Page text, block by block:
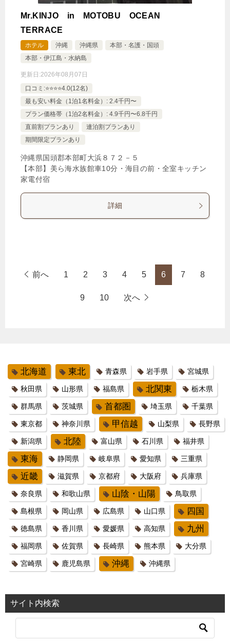
Mr.KINJO in MOTOBU OCEAN
TERRACE
ホテル 沖縄 沖縄県
本部・名護・国頭
本部・伊江島・水納島
更新日:2026年08月07日
口コミ:⭐️⭐️⭐️⭐️4.0(12名)
最も安い料金（1泊1名料金）: 2.4千円〜
プラン価格帯（1泊2名料金）: 4.9千円〜6.8千円
直前割プランあり
連泊割プランあり
期間限定プランあり
沖縄県国頭郡本部町大浜８７２－５
【本部】美ら海水族館車10分・海目の前・全室キッチン
家電付宿
詳細
前へ 1 2 3 4 5 6 7 8
9 10 次へ
北海道 東北 青森県 岩手県 宮城県
秋田県 山形県 福島県 北関東 栃木県
群馬県 茨城県 首都圏 埼玉県 千葉県
東京都 神奈川県 甲信越 山梨県 長野県
新潟県 北陸 富山県 石川県 福井県
東海 静岡県 岐阜県 愛知県 三重県
近畿 滋賀県 京都府 大阪府 兵庫県
奈良県 和歌山県 山陰・山陽 鳥取県
島根県 岡山県 広島県 山口県 四国
徳島県 香川県 愛媛県 高知県 九州
福岡県 佐賀県 長崎県 熊本県 大分県
宮崎県 鹿児島県 沖縄 沖縄県
サイト内検索